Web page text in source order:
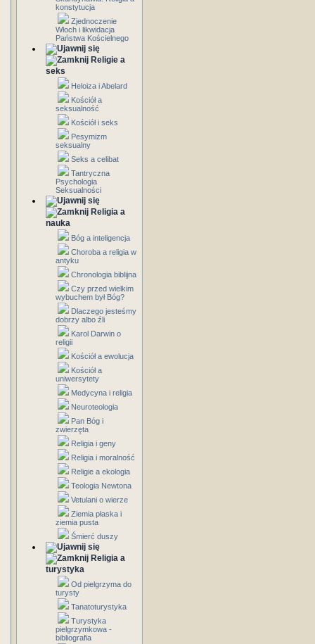
konstytucja
Zjednoczenie
Włoch i likwidacja
Państwa Kościelnego
Religie a
seks
Heloiza i Abelard
Kościół a
seksualność
Kościół i seks
Pesymizm
seksualny
Seks a celibat
Tantryczna
Psychologia
Seksualności
Religia a
nauka
Bóg a inteligencja
Choroba a religia w
antyku
Chronologia biblijna
Czy przed wielkim
wybuchem był Bóg?
Dlaczego jesteśmy
dobrzy albo źli
Karol Darwin o
religii
Kościół a ewolucja
Kościół a
uniwersytety
Medycyna i religia
Neuroteologia
Pan Bóg i
zwierzęta
Religia i geny
Religia i moralność
Religie a ekologia
Teologia Newtona
Vetulani o wierze
Ziemia płaska i
ziemia pusta
Śmierć duszy
Religia a
turystyka
Od pielgrzyma do
turysty
Tanatoturystyka
Turystyka
pielgrzymkowa -
bibliografia